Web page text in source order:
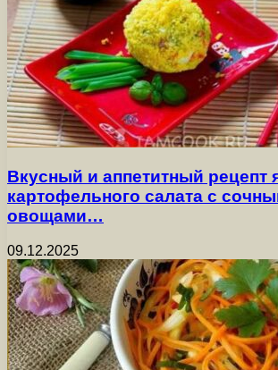
Вкусный и аппетитный рецепт
картофельного салата с
овощами…
09.12.2025